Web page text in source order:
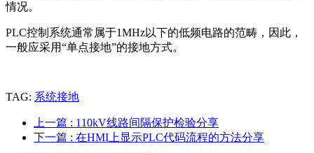
情况。
PLC控制系统通常属于1MHz以下的低频电路的范畴，因此，
一般应采用“单点接地”的接地方式。
TAG: 系统接地
上一篇 : 110kV线路间隔保护检验分享
下一篇 : 在HMI上显示PLC代码流程的方法分享